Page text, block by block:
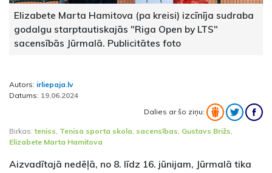
Elizabete Marta Hamitova (pa kreisi) izcīnīja sudraba
godalgu starptautiskajās "Riga Open by LTS"
sacensībās Jūrmalā. Publicitātes foto
Autors: irliepaja.lv
Datums: 19.06.2024
Dalies ar šo ziņu:
Birkas:teniss, Tenisa sporta skola, sacensības, Gustavs Brižs,
Elizabete Marta Hamitova
Aizvadītajā nedēļā, no 8. līdz 16. jūnijam, Jūrmalā tika